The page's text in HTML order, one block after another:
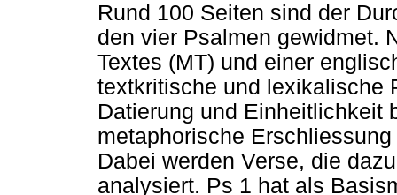
Rund 100 Seiten sind der
den vier Psalmen gewidmet.
Textes (MT) und einer
textkritische und lexikalische
Datierung und Einheitlichkeit
metaphorische
Dabei werden Verse, die
analysiert. Ps 1 hat als